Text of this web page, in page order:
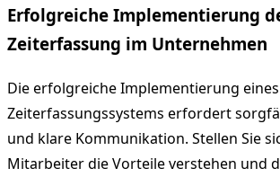
Erfolgreiche Implementierung
Zeiterfassung im Unternehmen
Die erfolgreiche Implementierung eines
Zeiterfassungssystems erfordert
und klare Kommunikation. Stellen Sie
Mitarbeiter die Vorteile verstehen und